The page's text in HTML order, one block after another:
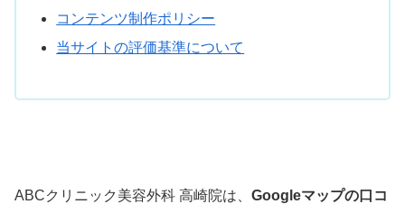
コンテンツ制作ポリシー
当サイトの評価基準について
ABCクリニック美容外科 高崎院は、 Googleマップの口コ